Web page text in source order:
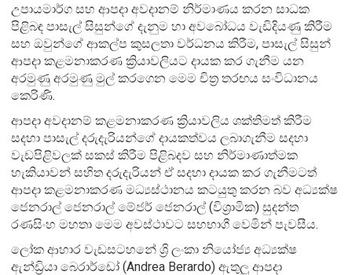
උපායමාර්ග සහ ආපදා අවදානම් නිර්මාණය කරන සාධක
පිළිබඳ පාසැල් සිසුන්ගේ දැනුම හා අවබෝධය වැඩිදියණු කිරීම
සහ ඔවුන්ගේ ආකල්ප කුසලතා වර්ධනය කිරීම, පාසැල් සිසුන්
ආපදා කළමනාකරණ ක්‍රියාවලියට දායක කර ගැනීම යන
අරමුණු අරමුණු මුල් කරගෙන මෙම චිත්‍ර තරඟය සංවිධානය
කෙරිණි.
ආපදා අවදානම් කළමනාකරණ ක්‍රියාවලිය ශක්තිමත් කිරීම
සදහා පාසැල් දරුදැරියන්ගේ දායකත්වය ලබාගැනීම සදහා
වැඩපිළිවලක් සකස් කිරීම පිළිබදව සහ නිර්මාණාත්මක
හැකියාවන් සහිත දරුදැරියන් ඒ සදහා දායක කර ගැනීමටත්
ආපදා කළමනාකරණ මධ්‍යස්ථානය කටයුතු කරන බව අධ්‍යක්ෂ
ජෙනරාල් ජෙනරාල් මේජර් ජෙනරාල් (විශ්‍රාමික) සුදන්ත
රණසිංහ මහතා මෙම අවස්ථාවට සහභාගී වෙමින් පැවසීය.
ලෝක ආහාර වැඩසටහනේ ශ්‍රි ලංකා නියෝජ්‍ය අධ්‍යක්ෂ
ඇන්ඩ්‍රියා බෙරාර්ඩෝ (Andrea Berardo) ඇතුලු ආපදා